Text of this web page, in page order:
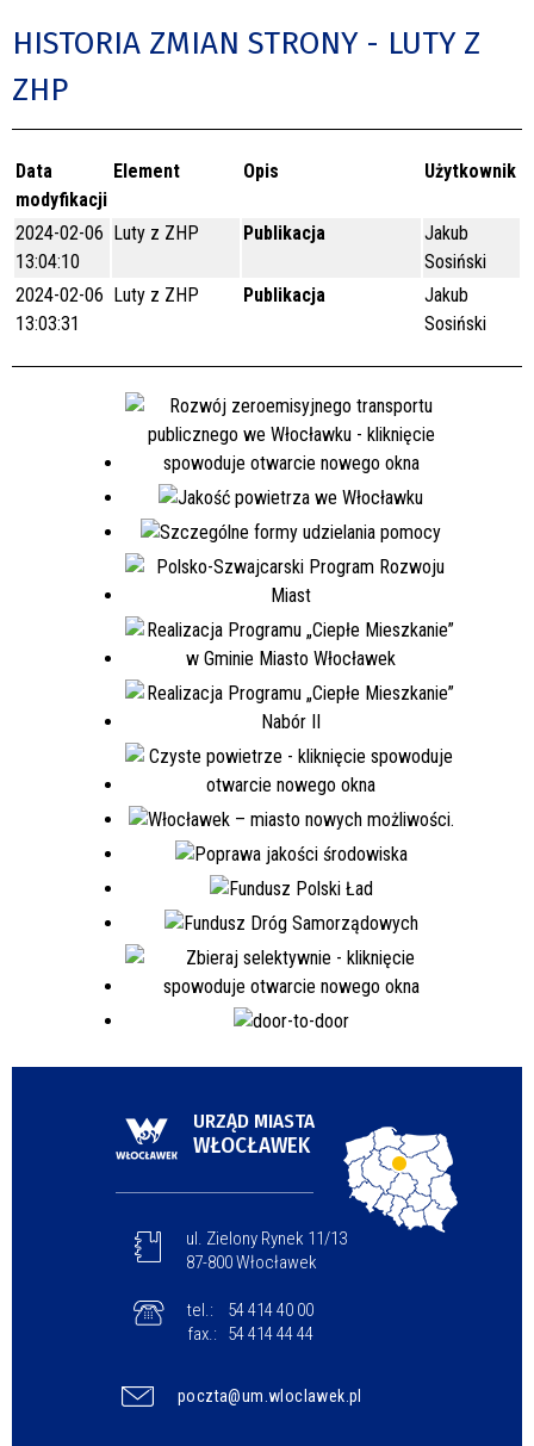
HISTORIA ZMIAN STRONY - LUTY Z
ZHP
Data
modyfikacji
Element Opis Użytkownik
2024-02-06
13:04:10
Luty z ZHP Publikacja
Jakub
Sosiński
2024-02-06
13:03:31
Luty z ZHP Publikacja
Jakub
Sosiński
URZĄD MIASTA
WŁOCŁAWEK
ul. Zielony Rynek 11/13
87-800 Włocławek
tel.:
54 414 40 00
fax.:
54 414 44 44
poczta@um.wloclawek.pl